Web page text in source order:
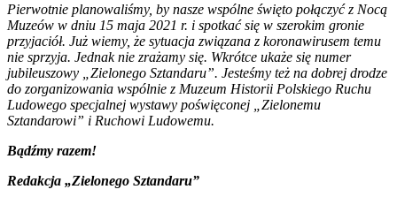
Pierwotnie planowaliśmy, by nasze wspólne święto połączyć z Nocą
Muzeów w dniu 15 maja 2021 r. i spotkać się w szerokim gronie
przyjaciół. Już wiemy, że sytuacja związana z koronawirusem temu
nie sprzyja. Jednak nie zrażamy się. Wkrótce ukaże się numer
jubileuszowy „Zielonego Sztandaru”. Jesteśmy też na dobrej drodze
do zorganizowania wspólnie z Muzeum Historii Polskiego Ruchu
Ludowego specjalnej wystawy poświęconej „Zielonemu
Sztandarowi” i Ruchowi Ludowemu.
Bądźmy razem!
Redakcja „Zielonego Sztandaru”